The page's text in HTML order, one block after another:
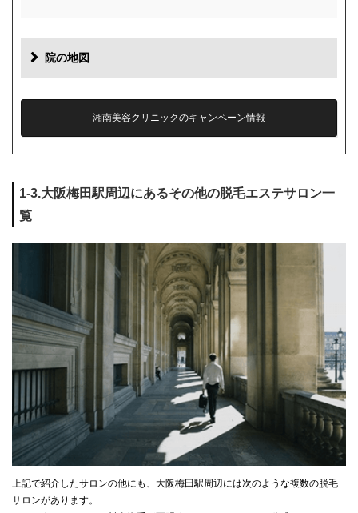
院の地図
湘南美容クリニックのキャンペーン情報
1-3.大阪梅田駅周辺にあるその他の脱毛エステサロン一
覧
上記で紹介したサロンの他にも、大阪梅田駅周辺には次のような複数の脱毛
サロンがあります。